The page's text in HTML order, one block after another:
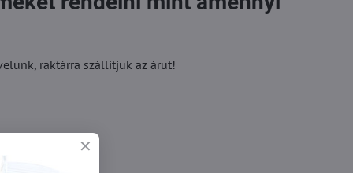
raktárra szállítjuk az árut!